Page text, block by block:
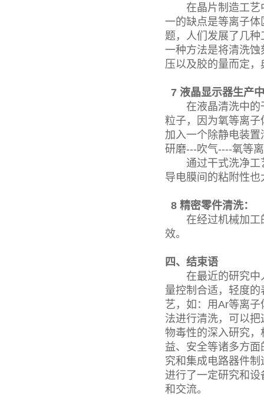
在晶片制造工艺中
一的缺点是等离子
题，人们发展了几
一种方法是将清洗
压以及胶的量而定
7 液晶显示器生产
在液晶清洗中的干
粒子，因为氧等离
加入一个除静电装
研磨---吹气----氧等
通过干式洗净工艺
导电膜间的粘附性也
8 精密零件清洗：
在经过机械加工的
效。
四、结束语
在最近的研究中人
量控制合适，轻度
艺，如：用Ar等离
法进行清洗，可以
物毒性的深入研究
益、安全等诸多方
究和集成电路器件
进行了一定研究和
和交流。